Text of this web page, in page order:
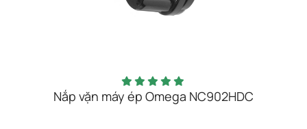
Nắp vặn máy ép Omega NC902HDC